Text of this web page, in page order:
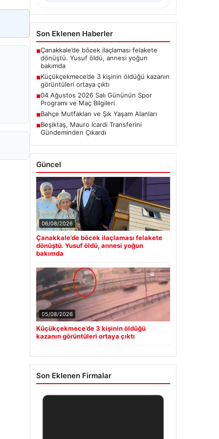
Son Eklenen Haberler
■Çanakkale’de böcek ilaçlaması felakete
dönüştü. Yusuf öldü, annesi yoğun
bakımda
■Küçükçekmece’de 3 kişinin öldüğü kazanın
görüntüleri ortaya çıktı
■04 Ağustos 2026 Salı Gününün Spor
Programı ve Maç Bilgileri
■Bahçe Mutfakları ve Şık Yaşam Alanları
■Beşiktaş, Mauro Icardi Transferini
Gündeminden Çıkardı
Güncel
06/08/2026
Çanakkale’de böcek ilaçlaması felakete
dönüştü. Yusuf öldü, annesi yoğun
bakımda
05/08/2026
Küçükçekmece’de 3 kişinin öldüğü
kazanın görüntüleri ortaya çıktı
Son Eklenen Firmalar